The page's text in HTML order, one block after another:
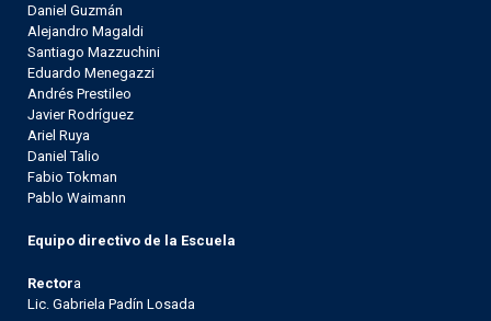
Daniel Guzmán
Alejandro Magaldi
Santiago Mazzuchini
Eduardo Menegazzi
Andrés Prestileo
Javier Rodríguez
Ariel Ruya
Daniel Talio
Fabio Tokman
Pablo Waimann
Equipo directivo de la Escuela
Rectora
Lic. Gabriela Padín Losada